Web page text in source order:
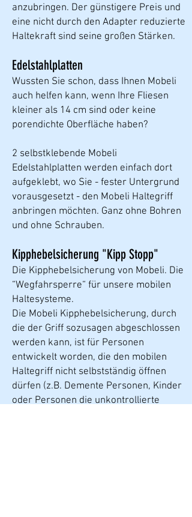
anzubringen. Der günstigere Preis und
eine nicht durch den Adapter reduzierte
Haltekraft sind seine großen Stärken.
Edelstahlplatten
Wussten Sie schon, dass Ihnen Mobeli
auch helfen kann, wenn Ihre Fliesen
kleiner als 14 cm sind oder keine
porendichte Oberfläche haben?
2 selbstklebende Mobeli
Edelstahlplatten werden einfach dort
aufgeklebt, wo Sie - fester Untergrund
vorausgesetzt - den Mobeli Haltegriff
anbringen möchten. Ganz ohne Bohren
und ohne Schrauben.
Kipphebelsicherung "Kipp Stopp"
Die Kipphebelsicherung von Mobeli. Die
“Wegfahrsperre“ für unsere mobilen
Haltesysteme.
Die Mobeli Kipphebelsicherung, durch
die der Griff sozusagen abgeschlossen
werden kann, ist für Personen
entwickelt worden, die den mobilen
Haltegriff nicht selbstständig öffnen
dürfen (z.B. Demente Personen, Kinder
oder Personen die unkontrollierte